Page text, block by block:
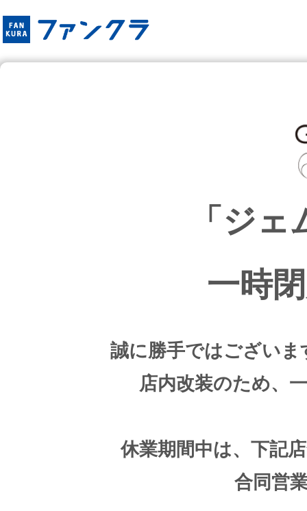
「ジ
一時
誠に勝手ではござい
店内改装のため、
休業期間中は、下記
合同営